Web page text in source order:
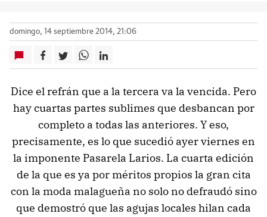
domingo, 14 septiembre 2014, 21:06
Dice el refrán que a la tercera va la vencida. Pero
hay cuartas partes sublimes que desbancan por
completo a todas las anteriores. Y eso,
precisamente, es lo que sucedió ayer viernes en
la imponente Pasarela Larios. La cuarta edición
de la que es ya por méritos propios la gran cita
con la moda malagueña no solo no defraudó sino
que demostró que las agujas locales hilan cada